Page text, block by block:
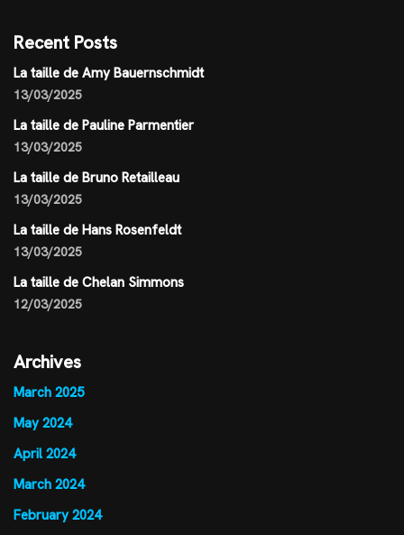
Recent Posts
La taille de Amy Bauernschmidt
13/03/2025
La taille de Pauline Parmentier
13/03/2025
La taille de Bruno Retailleau
13/03/2025
La taille de Hans Rosenfeldt
13/03/2025
La taille de Chelan Simmons
12/03/2025
Archives
March 2025
May 2024
April 2024
March 2024
February 2024